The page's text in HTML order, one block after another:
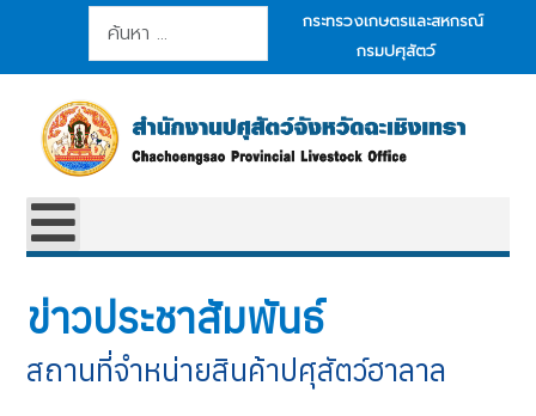
การค้นหา
กระทรวงเกษตรและสหกรณ์
กรมปศุสัตว์
ข่าวประชาสัมพันธ์
สถานที่จำหน่ายสินค้าปศุสัตว์ฮาลาล